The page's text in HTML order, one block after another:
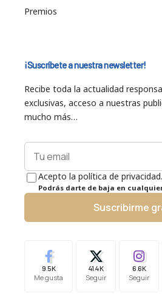
Premios
¡Suscríbete a nuestra newsletter!
Recibe toda la actualidad
exclusivas, acceso a nuestras
mucho más…
Acepto la política de privacidad.
Podrás darte de baja en
Suscribirme
9.5K
Me gusta
41.4K
Seguir
6.6K
Seguir